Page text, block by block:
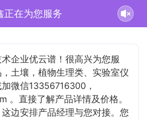
正在为您服务
企业优云谱！很高兴为您服
土壤，植物生理类、实验室仪
微信13356716300，
。直接了解产品详情及价格。
边安排产品经理与您对接。您